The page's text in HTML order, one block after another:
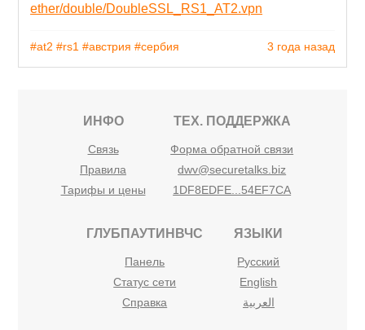
ether/double/DoubleSSL_RS1_AT2.vpn
3 года назад
#at2 #rs1 #австрия #сербия
ИНФО
Связь
Правила
Тарифы и цены
ТЕХ. ПОДДЕРЖКА
Форма обратной связи
dwv@securetalks.biz
1DF8EDFE...54EF7CA
ГЛУБПАУТИНВЧС
Панель
Статус сети
Справка
ЯЗЫКИ
Русский
English
العربية